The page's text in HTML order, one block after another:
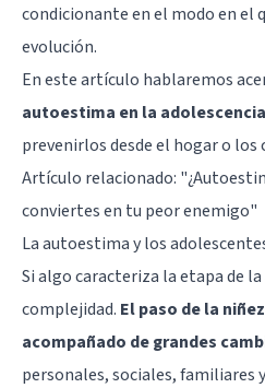
condicionante en el modo en el
evolución.
En este artículo hablaremos
autoestima en la adolescencia
prevenirlos desde el hogar o los
Artículo relacionado: "
conviertes en tu peor enemigo"
La autoestima y los
Si algo caracteriza la etapa de la
complejidad. El paso de la
acompañado de grandes
personales, sociales, familiares